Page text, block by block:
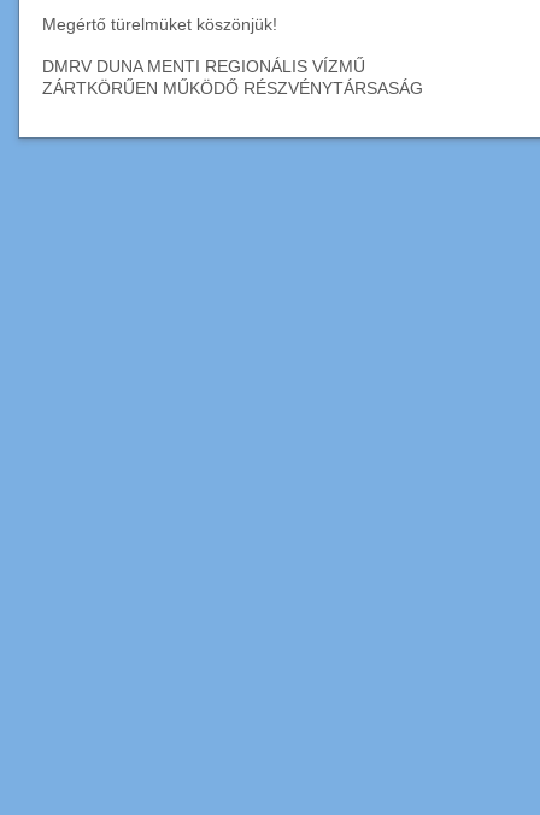
Megértő türelmüket köszönjük!
DMRV DUNA MENTI REGIONÁLIS VÍZMŰ
ZÁRTKÖRŰEN MŰKÖDŐ RÉSZVÉNYTÁRSASÁG